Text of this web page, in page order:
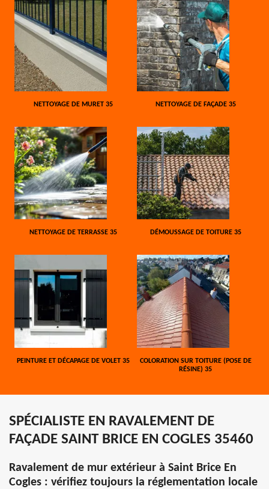
NETTOYAGE DE MURET 35 NETTOYAGE DE FAÇADE 35
NETTOYAGE DE TERRASSE 35 DÉMOUSSAGE DE TOITURE 35
PEINTURE ET DÉCAPAGE DE VOLET 35
COLORATION SUR TOITURE (POSE DE
RÉSINE) 35
SPÉCIALISTE EN RAVALEMENT DE
FAÇADE SAINT BRICE EN COGLES 35460
Ravalement de mur extérieur à Saint Brice En
Cogles : vérifiez toujours la réglementation locale